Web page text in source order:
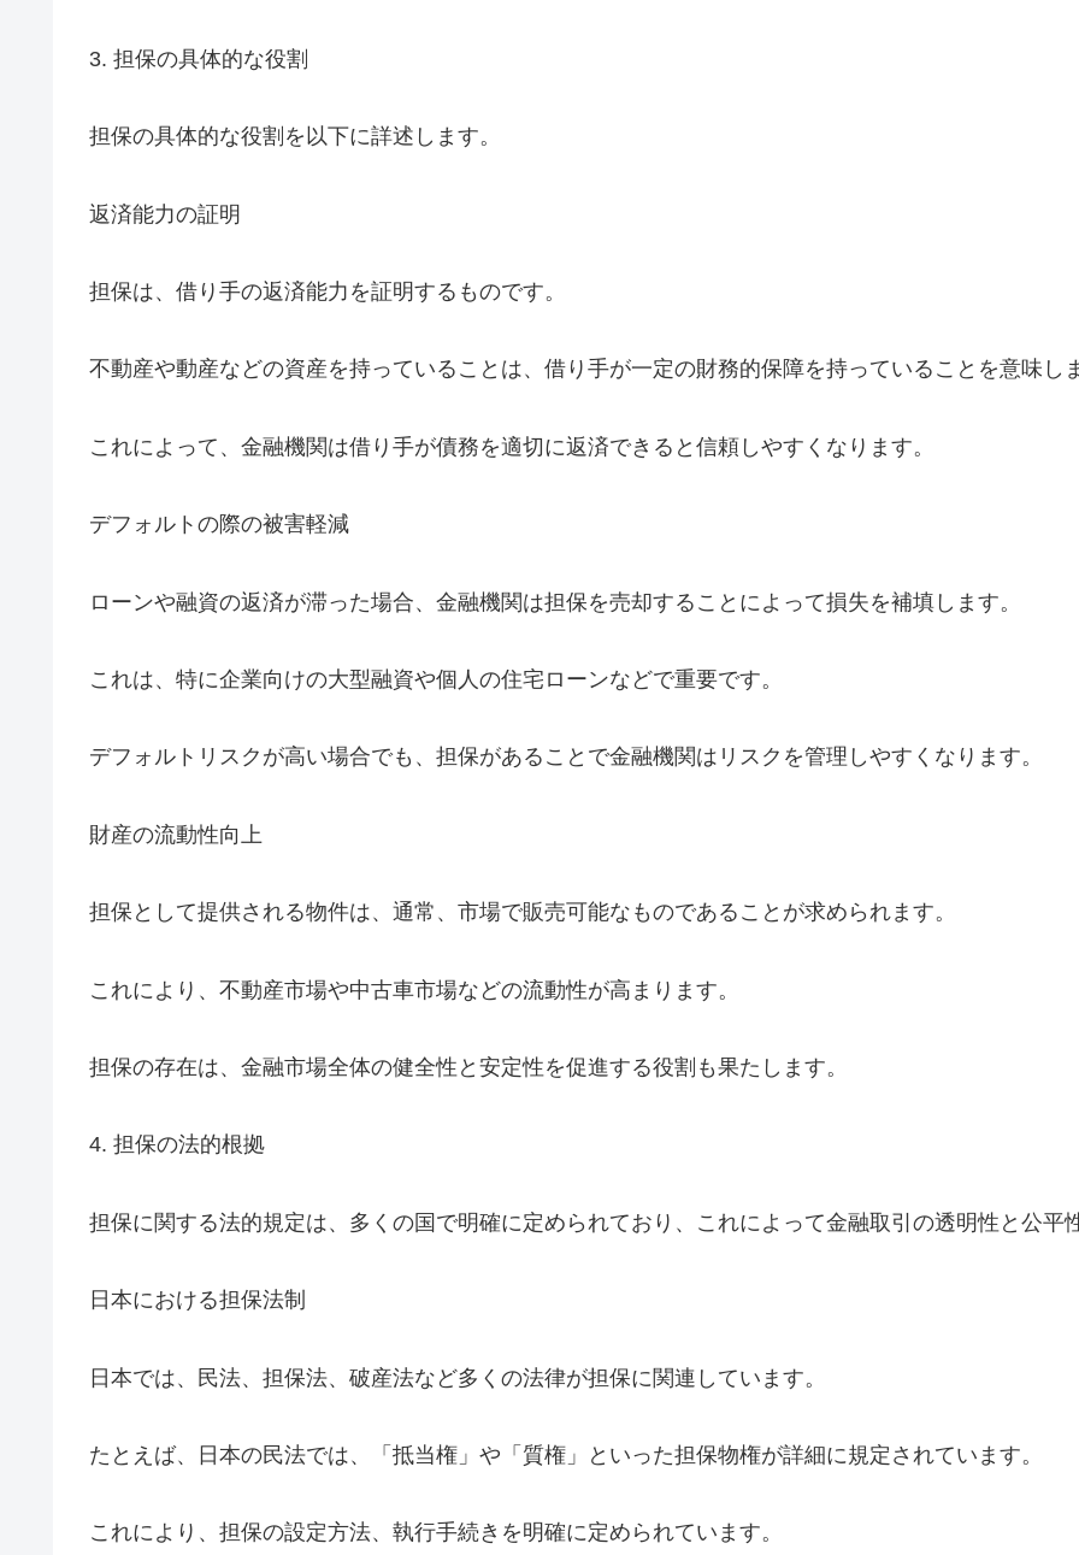
3. 担保の具体的な役割
担保の具体的な役割を以下に詳述します。
返済能力の証明
担保は、借り手の返済能力を証明するものです。
不動産や動産などの資産を持っていることは、借り手が一定の財務的保障を持っていることを意味し
これによって、金融機関は借り手が債務を適切に返済できると信頼しやすくなります。
デフォルトの際の被害軽減
ローンや融資の返済が滞った場合、金融機関は担保を売却することによって損失を補填します。
これは、特に企業向けの大型融資や個人の住宅ローンなどで重要です。
デフォルトリスクが高い場合でも、担保があることで金融機関はリスクを管理しやすくなります。
財産の流動性向上
担保として提供される物件は、通常、市場で販売可能なものであることが求められます。
これにより、不動産市場や中古車市場などの流動性が高まります。
担保の存在は、金融市場全体の健全性と安定性を促進する役割も果たします。
4. 担保の法的根拠
担保に関する法的規定は、多くの国で明確に定められており、これによって金融取引の透明性と公平
日本における担保法制
日本では、民法、担保法、破産法など多くの法律が担保に関連しています。
たとえば、日本の民法では、「抵当権」や「質権」といった担保物権が詳細に規定されています。
これにより、担保の設定方法、執行手続きを明確に定められています。